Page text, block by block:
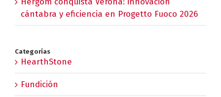
cántabra y eficiencia en Progetto Fuoco 2026
Categorías
HearthStone
Fundición